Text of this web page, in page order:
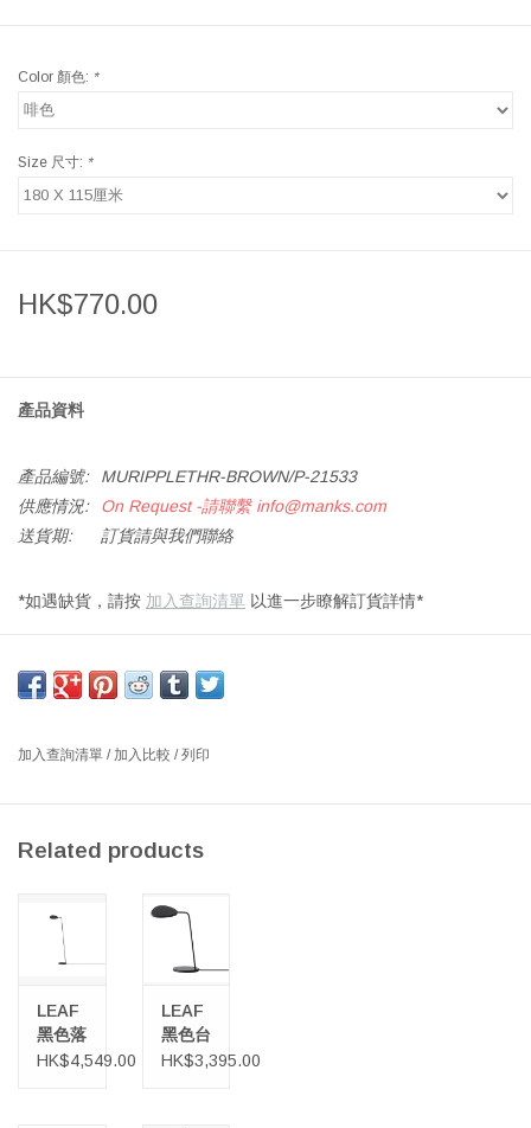
Color 顏色: *
Size 尺寸: *
HK$770.00
產品資料
產品編號:
MURIPPLETHR-BROWN/P-21533
供應情況:
On Request -請聯繫info@manks.com
送貨期:
訂貨請與我們聯絡
*如遇缺貨，請按 加入查詢清單 以進一步瞭解訂貨詳情*
尺寸：長 180 X 寬 115 厘米
Ripple Throw 毛氈乍一看似乎很簡單，但仔細觀察後，編織技術會
加入查詢清單 / 加入比較 /列印
Related products
LEAF
黑色落
地燈
HK$4,549.00
LEAF
黑色台
灯
HK$3,395.00